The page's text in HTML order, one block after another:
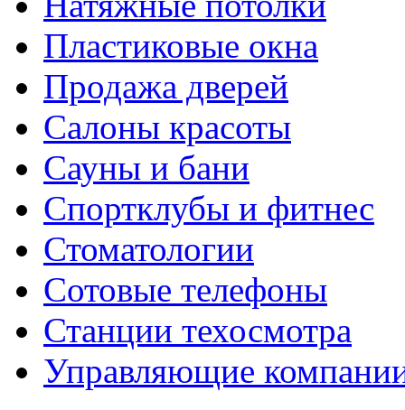
Пластиковые окна
Продажа дверей
Салоны красоты
Сауны и бани
Спортклубы и фитнес
Стоматологии
Сотовые телефоны
Станции техосмотра
Управляющие